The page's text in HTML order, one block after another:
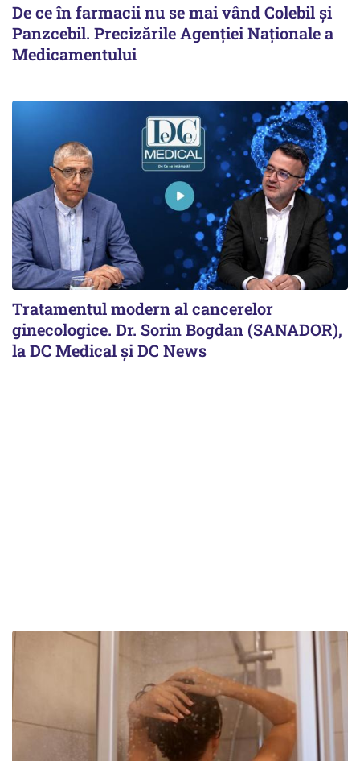
De ce în farmacii nu se mai vând Colebil și
Panzcebil. Precizările Agenției Naționale a
Medicamentului
Tratamentul modern al cancerelor
ginecologice. Dr. Sorin Bogdan (SANADOR),
la DC Medical și DC News